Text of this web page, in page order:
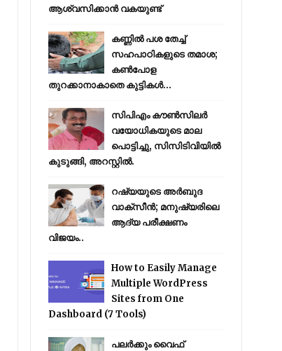
ആശ്വസിക്കാൻ വകയുണ്ട്
കണ്ണിൽ പശ തേച്ച്
സഹപാഠികളുടെ തമാശ;
കൺപോള
തുറക്കാനാകാതെ കുട്ടികൾ...
സിപിഎം കൗണ്‍സിലര്‍
വയോധികയുടെ മാല
പൊട്ടിച്ചു, സിസിടിവിയില്‍
കുടുങ്ങി, അറസ്റ്റില്‍.
റഷ്യയുടെ അര്‍ബുദ
വാക്‌സീന്‍; മനുഷ്യരിലെ
ആദ്യ പരീക്ഷണം
വിജയം..
How to Easily Manage
Multiple WordPress
Sites from One
Dashboard (7 Tools)
പലർക്കും വൈഫ്